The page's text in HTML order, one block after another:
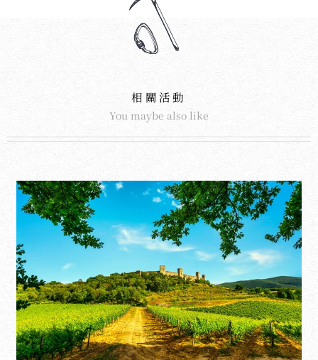
相關活動
You maybe also like